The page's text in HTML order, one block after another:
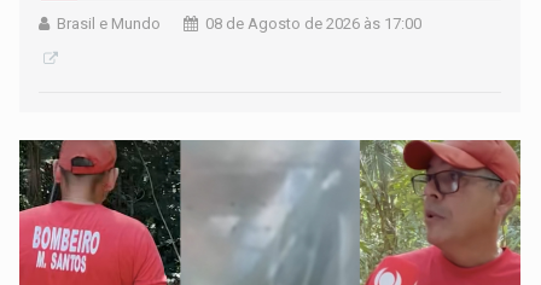
Brasil e Mundo 08 de Agosto de 2026 às 17:00